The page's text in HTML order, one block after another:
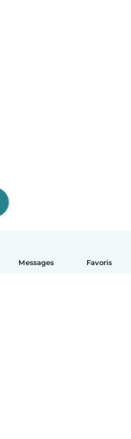
Messages Favoris